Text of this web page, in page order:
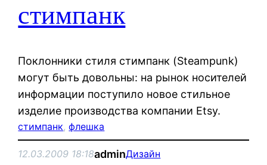
стимпанк
Поклонники стиля стимпанк (Steampunk)
могут быть довольны: на рынок носителей
информации поступило новое стильное
изделие производства компании Etsy.
стимпанк, флешка
12.03.2009 18:18adminДизайн